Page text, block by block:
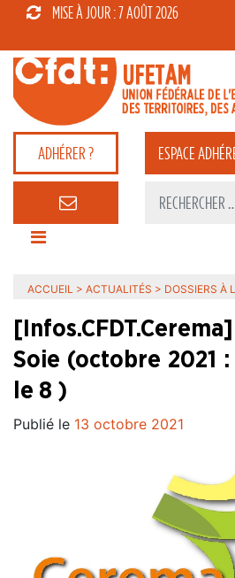
MISE À JOUR : 7 AOÛT 2026
ADHÉRER ? ESPACE
ACCUEIL > ACTUALITÉS > DOSSIERS À
Soie (octobre 2021 :
le 8 )
Publié le 13 octobre 2021